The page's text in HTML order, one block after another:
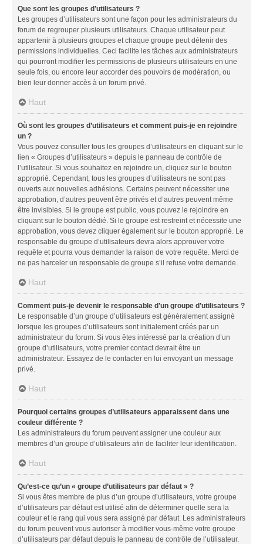
Que sont les groupes d’utilisateurs ?
Les groupes d’utilisateurs sont une façon pour les administrateurs du
forum de regrouper plusieurs utilisateurs. Chaque utilisateur peut
appartenir à plusieurs groupes et chaque groupe peut détenir des
permissions individuelles. Ceci facilite les tâches aux administrateurs
qui pourront modifier les permissions de plusieurs utilisateurs en une
seule fois, ou encore leur accorder des pouvoirs de modération, ou
bien leur donner accès à un forum privé.
Haut
Où sont les groupes d’utilisateurs et comment puis-je en rejoindre
un ?
Vous pouvez consulter tous les groupes d’utilisateurs en cliquant sur le
lien « Groupes d’utilisateurs » depuis le panneau de contrôle de
l’utilisateur. Si vous souhaitez en rejoindre un, cliquez sur le bouton
approprié. Cependant, tous les groupes d’utilisateurs ne sont pas
ouverts aux nouvelles adhésions. Certains peuvent nécessiter une
approbation, d’autres peuvent être privés et d’autres peuvent même
être invisibles. Si le groupe est public, vous pouvez le rejoindre en
cliquant sur le bouton dédié. Si le groupe est restreint et nécessite une
approbation, vous devez cliquer également sur le bouton approprié. Le
responsable du groupe d’utilisateurs devra alors approuver votre
requête et pourra vous demander la raison de votre requête. Merci de
ne pas harceler un responsable de groupe s’il refuse votre demande.
Haut
Comment puis-je devenir le responsable d’un groupe d’utilisateurs ?
Le responsable d’un groupe d’utilisateurs est généralement assigné
lorsque les groupes d’utilisateurs sont initialement créés par un
administrateur du forum. Si vous êtes intéressé par la création d’un
groupe d’utilisateurs, votre premier contact devrait être un
administrateur. Essayez de le contacter en lui envoyant un message
privé.
Haut
Pourquoi certains groupes d’utilisateurs apparaissent dans une
couleur différente ?
Les administrateurs du forum peuvent assigner une couleur aux
membres d’un groupe d’utilisateurs afin de faciliter leur identification.
Haut
Qu’est-ce qu’un « groupe d’utilisateurs par défaut » ?
Si vous êtes membre de plus d’un groupe d’utilisateurs, votre groupe
d’utilisateurs par défaut est utilisé afin de déterminer quelle sera la
couleur et le rang qui vous sera assigné par défaut. Les administrateurs
du forum peuvent vous autoriser à modifier vous-même votre groupe
d’utilisateurs par défaut depuis le panneau de contrôle de l’utilisateur.